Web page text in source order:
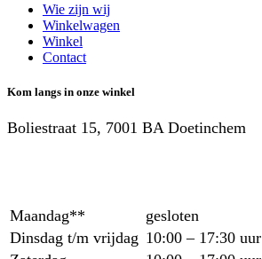
Wie zijn wij
Winkelwagen
Winkel
Contact
Kom langs in onze winkel
Boliestraat 15, 7001 BA Doetinchem
Maandag**
gesloten
Dinsdag t/m vrijdag 10:00 – 17:30 uur